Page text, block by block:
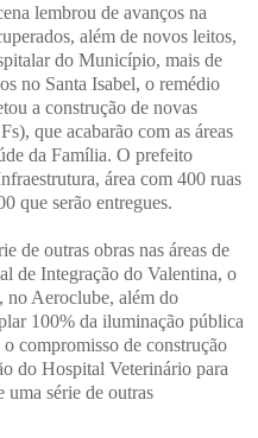
lembrou de avanços na
além de novos leitos,
do Município, mais de
no Santa Isabel, o remédio
a construção de novas
que acabarão com as áreas
da Família. O prefeito
área com 400 ruas
que serão entregues.
de outras obras nas áreas de
de Integração do Valentina, o
no Aeroclube, além do
100% da iluminação pública
compromisso de construção
do Hospital Veterinário para
uma série de outras